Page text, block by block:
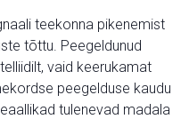
teekonna pikenemist
tõttu. Peegeldunud
vaid keerukamat
peegelduse kaudu
tulenevad madala